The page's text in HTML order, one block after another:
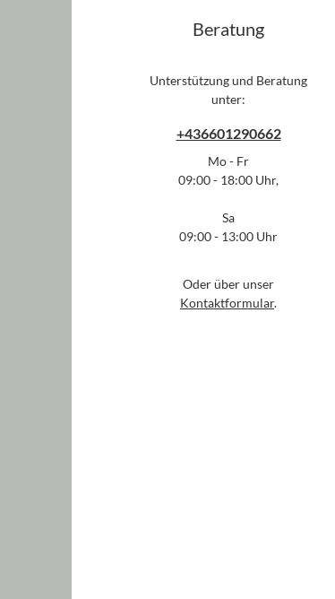
Beratung
Unterstützung und Beratung
unter:
+436601290662
Mo - Fr
09:00 - 18:00 Uhr,
Sa
09:00 - 13:00 Uhr
Oder über unser
Kontaktformular.